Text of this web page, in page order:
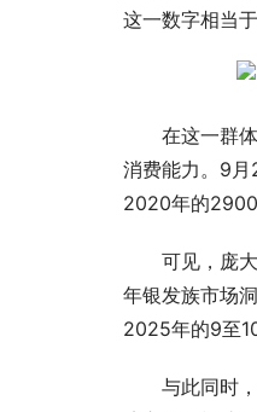
这一数字相当
在这一群
消费能力。9月
2020年的
可见，庞
年银发族市场
2025年的9至
与此同时